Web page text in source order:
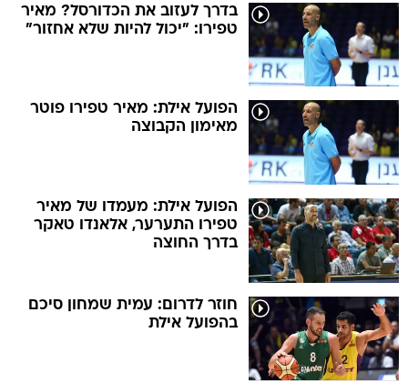
בדרך לעזוב את הכדורסל? מאיר
טפירו: "יכול להיות שלא אחזור"
הפועל אילת: מאיר טפירו פוטר
מאימון הקבוצה
הפועל אילת: מעמדו של מאיר
טפירו התערער, אלאנדו טאקר
בדרך החוצה
חוזר לדרום: עמית שמחון סיכם
בהפועל אילת